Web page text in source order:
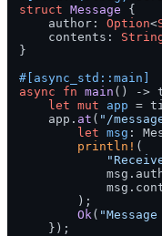
struct Message {
    author:
Option<
    contents:
}
#[async_std::main]
async
fn main () ->
let mut app =
    app.
at ( "/
let msg :
println! (
        );
Ok (
    });